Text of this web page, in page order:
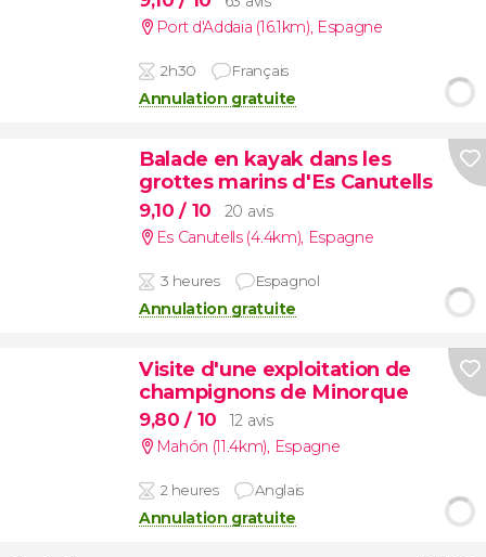
Port d'Addaia (16.1km), Espagne
2h30 Français
Annulation gratuite
Balade en kayak dans les
grottes marins d'Es Canutells
9,10/ 10
20 avis
Es Canutells (4.4km), Espagne
3 heures Espagnol
Annulation gratuite
Visite d'une exploitation de
champignons de Minorque
9,80/ 10
12 avis
Mahón (11.4km), Espagne
2 heures Anglais
Annulation gratuite